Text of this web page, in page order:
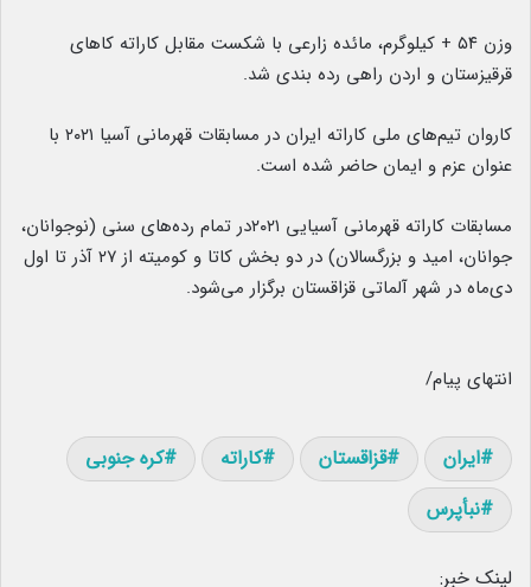
وزن ۵۴ + کیلوگرم، مائده زارعی با شکست مقابل کاراته کاهای
قرقیزستان و اردن راهی رده بندی شد.
کاروان تیم‌های ملی کاراته ایران در مسابقات قهرمانی آسیا ۲۰۲۱ با
عنوان عزم و ایمان حاضر شده است.
مسابقات کاراته قهرمانی آسیایی ۲۰۲۱در تمام رده‌های سنی (نوجوانان،
جوانان، امید و بزرگسالان) در دو بخش کاتا و کومیته از ۲۷ آذر تا اول
دی‌ماه در شهر آلماتی قزاقستان برگزار می‌شود.
انتهای پیام/
ایران قزاقستان کاراته
کره جنوبی
نبأپرس
لینک خبر: